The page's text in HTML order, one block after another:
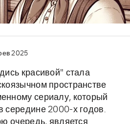
2025
красивой" стала
пространстве
сериалу, который
середине 2000-х годов.
очередь, является